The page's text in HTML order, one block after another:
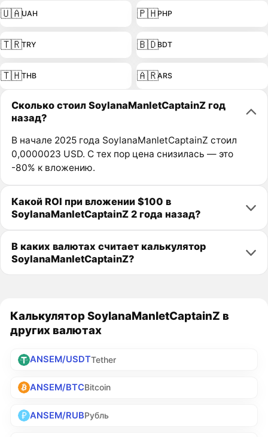
🇺🇦UAH 🇵🇭PHP
🇹🇷TRY 🇧🇩BDT
🇹🇭THB 🇦🇷ARS
Сколько стоил SoylanaManletCaptainZ год
назад?
В начале 2025 года SoylanaManletCaptainZ стоил
0,0000023 USD. С тех пор цена снизилась — это
-80% к вложению.
Какой ROI при вложении $100 в
SoylanaManletCaptainZ 2 года назад?
В каких валютах считает калькулятор
SoylanaManletCaptainZ?
Калькулятор SoylanaManletCaptainZ в
других валютах
ANSEM/USDTTether
ANSEM/BTCBitcoin
ANSEM/RUBРубль